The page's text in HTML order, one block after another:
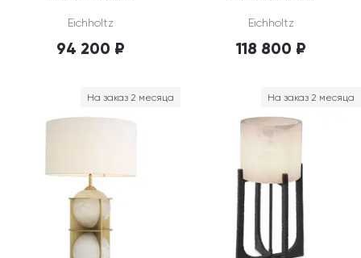
Eichholtz
94 200 ₽
Eichholtz
118 800 ₽
На заказ 2 месяца На заказ 2 месяца